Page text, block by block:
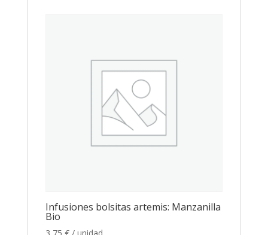
Infusiones bolsitas artemis: Manzanilla
Bio